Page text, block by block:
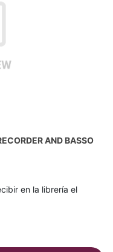
AND BASSO
en la librería el